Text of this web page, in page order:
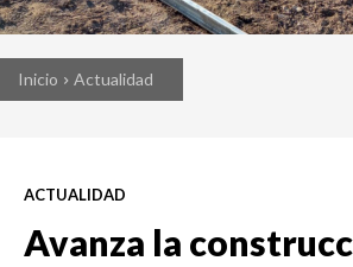
Inicio Actualidad
ACTUALIDAD
Avanza la